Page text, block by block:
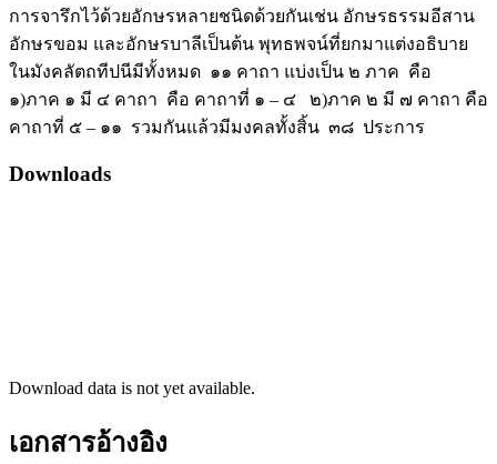
การจารึกไว้ด้วยอักษรหลายชนิดด้วยกันเช่น อักษรธรรมอีสาน
อักษรขอม และอักษรบาลีเป็นต้น พุทธพจน์ที่ยกมาแต่งอธิบาย
ในมังคลัตถทีปนีมีทั้งหมด ๑๑ คาถา แบ่งเป็น ๒ ภาค คือ
๑)ภาค ๑ มี ๔ คาถา คือ คาถาที่ ๑ – ๔ ๒)ภาค ๒ มี ๗ คาถา คือ
คาถาที่ ๕ – ๑๑ รวมกันแล้วมีมงคลทั้งสิ้น ๓๘ ประการ
Downloads
Download data is not yet available.
เอกสารอ้างอิง